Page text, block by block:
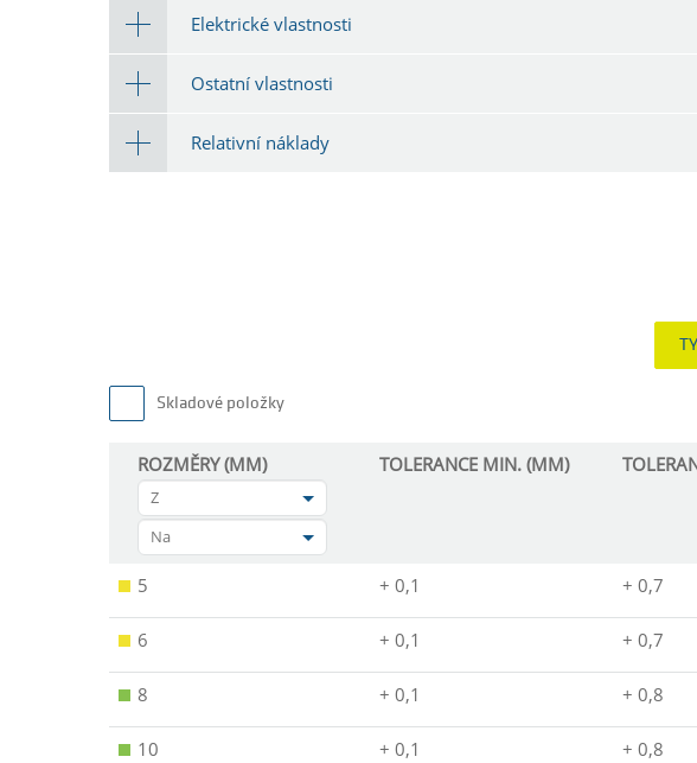
Elektrické vlastnosti
Ostatní vlastnosti
Relativní náklady
Skladové položky
ROZMĚRY (MM)
Z
Na
TOLERANCE MIN. (MM)
5 + 0,1 + 0,7
6 + 0,1 + 0,7
8 + 0,1 + 0,8
10 + 0,1 + 0,8